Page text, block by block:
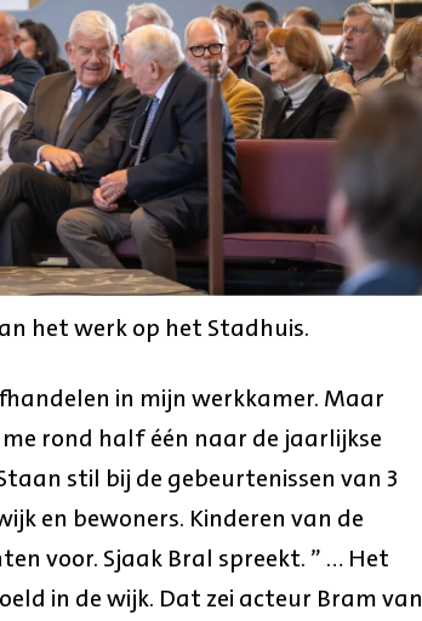
het werk op het Stadhuis.
in mijn werkkamer. Maar
rond half één naar de jaarlijkse
stil bij de gebeurtenissen van 3
en bewoners. Kinderen van de
voor. Sjaak Bral spreekt. ” … Het
in de wijk. Dat zei acteur Bram van